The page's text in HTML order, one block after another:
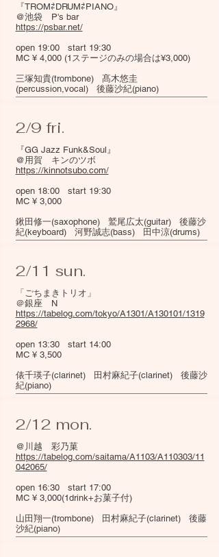
『TROM⇄DRUM⇄PIANO』
@池袋 P's bar
https://psbar.net/
open 19:00 start 19:30
MC ¥ 4,000 (1ステージのみの場合は¥3,000)
​三塚知貴(trombone) 髙木悠圭
(percussion,vocal) 後藤沙紀(piano)
2/9 fri.
『GG Jazz Funk&Soul』
@用賀 キンのツボ
https://kinnotsubo.com/
open 18:00 start 19:30
MC ¥ 3,000
​鍬田修一(saxophone) 鷲尾広太(guitar) 後藤沙
紀(keyboard) 河野誠志(bass) 田中涼(drums)
2/11 sun.
「ごちまきトリオ」
＠銀座 N
https://tabelog.com/tokyo/A1301/A130101/1319
2968/
open 13:30 start 14:00
MC ¥ 3,500
​俵千瑛子(clarinet) 田村麻紀子(clarinet) 後藤沙
紀(piano)
2/12 mon.
@川越 彩乃菓
https://tabelog.com/saitama/A1103/A110303/11
042065/
open 16:30 start 17:00
MC ¥ 3,000(1drink+お菓子付)
山田翔一(trombone) 田村麻紀子(clarinet) 後藤
沙紀(piano)